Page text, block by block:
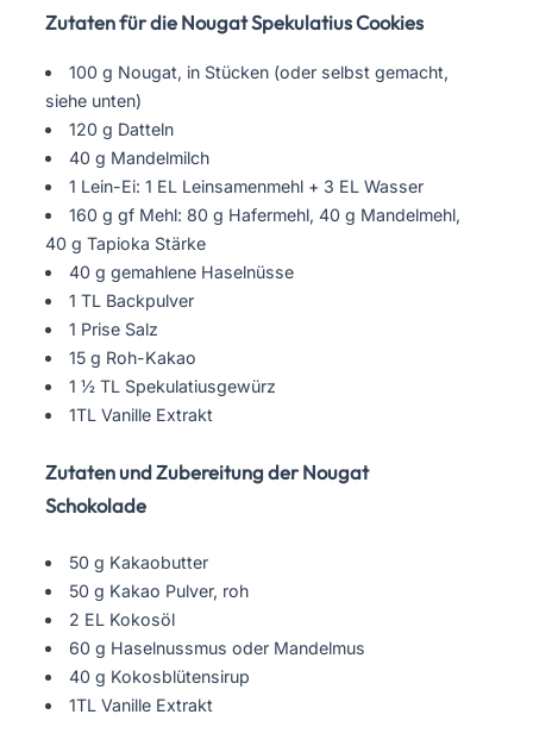
Zutaten für die Nougat Spekulatius Cookies
100 g Nougat, in Stücken (oder selbst gemacht,
siehe unten)
120 g Datteln
40 g Mandelmilch
1 Lein-Ei: 1 EL Leinsamenmehl + 3 EL Wasser
160 g gf Mehl: 80 g Hafermehl, 40 g Mandelmehl,
40 g Tapioka Stärke
40 g gemahlene Haselnüsse
1 TL Backpulver
1 Prise Salz
15 g Roh-Kakao
1 ½ TL Spekulatiusgewürz
1TL Vanille Extrakt
Zutaten und Zubereitung der Nougat
Schokolade
50 g Kakaobutter
50 g Kakao Pulver, roh
2 EL Kokosöl
60 g Haselnussmus oder Mandelmus
40 g Kokosblütensirup
1TL Vanille Extrakt